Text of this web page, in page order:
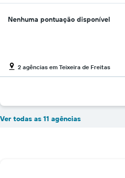
Nenhuma pontuação disponível
2 agências em Teixeira de Freitas
Ver todas as 11 agências